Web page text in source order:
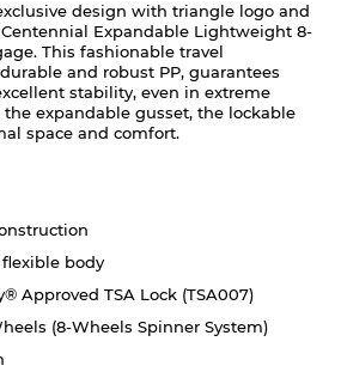
design with triangle logo and
Expandable Lightweight 8-
This fashionable travel
and robust PP, guarantees
stability, even in extreme
expandable gusset, the lockable
space and comfort.
flexible body
Approved TSA Lock (TSA007)
(8-Wheels Spinner System)